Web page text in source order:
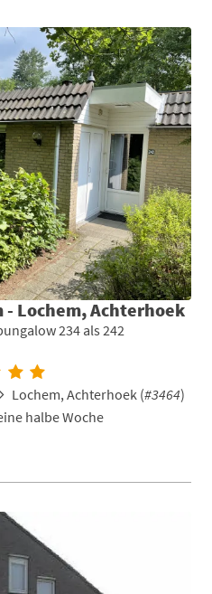
Lochem, Achterhoek
234 als 242
Lochem, Achterhoek (#3464)
halbe Woche